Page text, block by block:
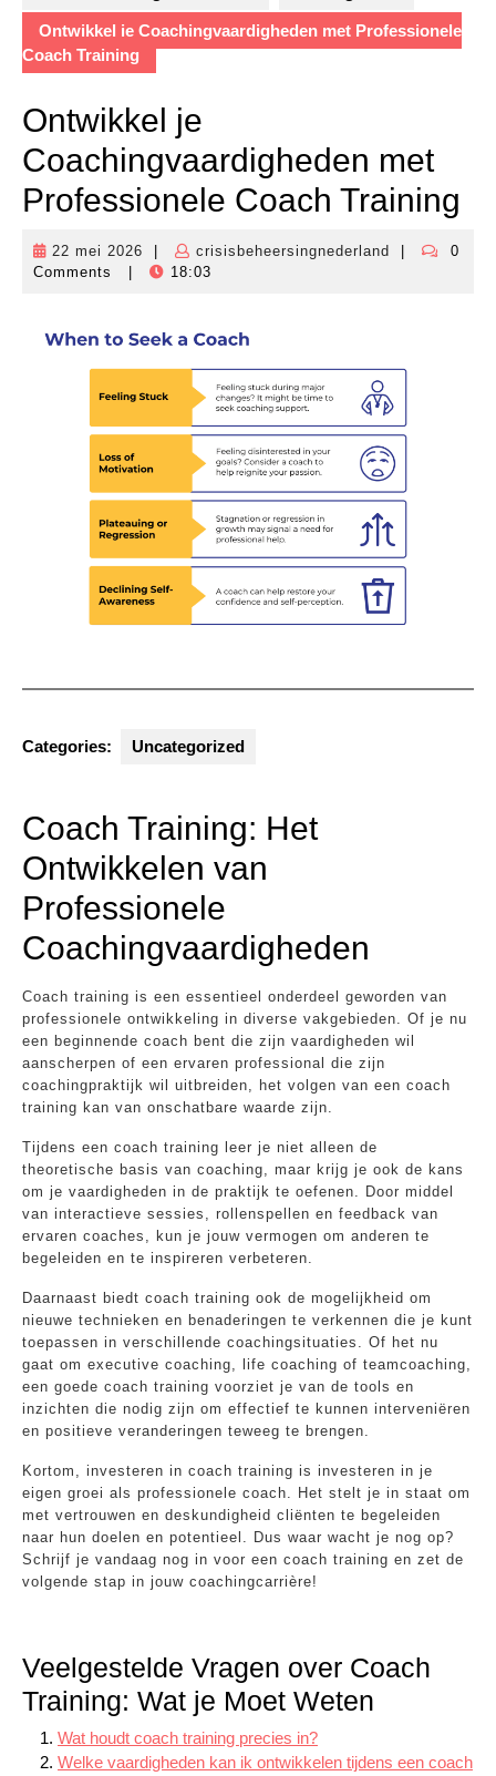
Ontwikkel je Coachingvaardigheden met Professionele
Coach Training
Ontwikkel je
Coachingvaardigheden met
Professionele Coach Training
22 mei 2026
22
mei
crisisbeheersingnederland
0
Comments
18:03
Categories: Uncategorized
Coach Training: Het
Ontwikkelen van
Professionele
Coachingvaardigheden
Coach training is een essentieel onderdeel geworden van
professionele ontwikkeling in diverse vakgebieden. Of je nu
een beginnende coach bent die zijn vaardigheden wil
aanscherpen of een ervaren professional die zijn
coachingpraktijk wil uitbreiden, het volgen van een coach
training kan van onschatbare waarde zijn.
Tijdens een coach training leer je niet alleen de
theoretische basis van coaching, maar krijg je ook de kans
om je vaardigheden in de praktijk te oefenen. Door middel
van interactieve sessies, rollenspellen en feedback van
ervaren coaches, kun je jouw vermogen om anderen te
begeleiden en te inspireren verbeteren.
Daarnaast biedt coach training ook de mogelijkheid om
nieuwe technieken en benaderingen te verkennen die je kunt
toepassen in verschillende coachingsituaties. Of het nu
gaat om executive coaching, life coaching of teamcoaching,
een goede coach training voorziet je van de tools en
inzichten die nodig zijn om effectief te kunnen interveniëren
en positieve veranderingen teweeg te brengen.
Kortom, investeren in coach training is investeren in je
eigen groei als professionele coach. Het stelt je in staat om
met vertrouwen en deskundigheid cliënten te begeleiden
naar hun doelen en potentieel. Dus waar wacht je nog op?
Schrijf je vandaag nog in voor een coach training en zet de
volgende stap in jouw coachingcarrière!
Veelgestelde Vragen over Coach
Training: Wat je Moet Weten
Wat houdt coach training precies in?
Welke vaardigheden kan ik ontwikkelen tijdens een coach